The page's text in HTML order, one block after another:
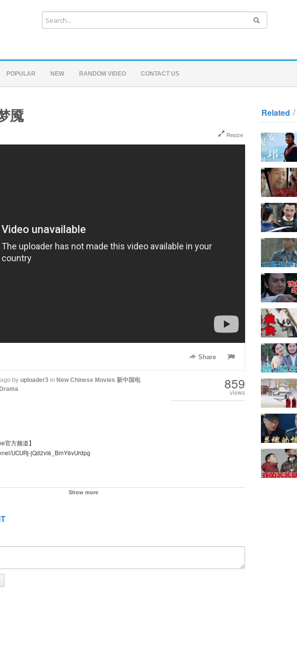
POPULAR NEW RANDOM VIDEO CONTACT US
魇
Resize
Share
by uploader3 in New Chinese Movies 新中国电
Drama 859
views
官方频道】
UCURj-jQd2vi6_BmY6vUrdpg
说家，正在创作一部小说，近来常常被噩梦纠缠。丈夫莫洋为她安排心理医生做治疗，可没
Show more
Related /